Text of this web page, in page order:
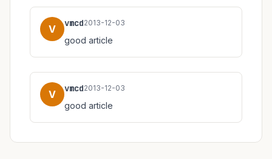
V vmcd2013-12-03
good article
V vmcd2013-12-03
good article